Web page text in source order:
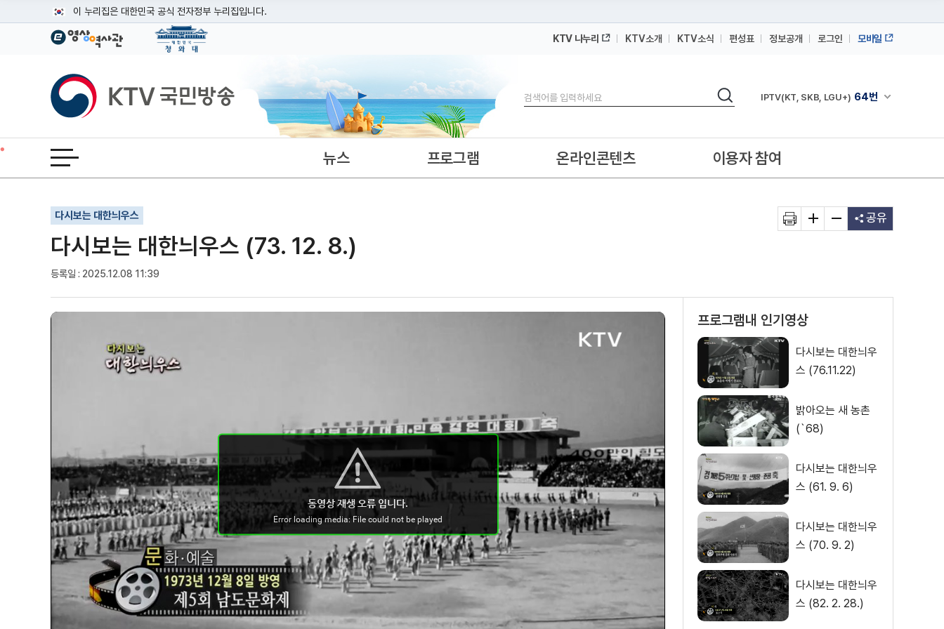
이 누리집은 대한민국 공식 전자정부 누리집입니다.
공식 누리집 주소 확인하기
이밖에 or.kr 또는 .kr등 다른 도메인 주소를 사용하고 있다면 아래 URL에서 도메인 주소를 확인해 보세요
운영중인 공식 누리집보기
KTV 나누리 KTV소개 KTV소식 편성표 정보공개 로그인 모바일
KTV국민방송
검색
검색 채널안내 펼쳐
IPTV(KT, SKB, LGU+) 64번
IPTV(KT, SKB, LGU+)
전체메뉴 열기 뉴스 프로그램 온라인콘텐츠 이용자 참여
다시보는 대한늬우스
다시보는 대한늬우스 (73. 12. 8.)
등록일 : 2025.12.08 11:39
기사인쇄
글자확대
글자축소 공유
프로그램내 인기영상
다시보는 대한늬우
스 (76.11.22)
밝아오는 새 농촌
(`68)
다시보는 대한늬우
스 (61. 9. 6)
다시보는 대한늬우
스 (70. 9. 2)
다시보는 대한늬우
스 (82. 2. 28.)